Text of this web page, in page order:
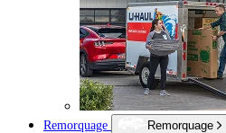
Remorquage
Remorquage